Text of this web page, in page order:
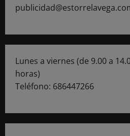
Lunes a viernes (de 9.00 a
horas)
Teléfono: 686447266